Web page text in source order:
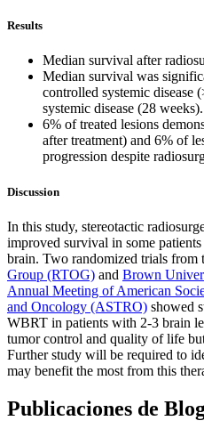
Results
Median survival after
Median survival was
controlled systemic disease
systemic disease (28 weeks).
6% of treated lesions
after treatment) and 6% of
progression despite
Discussion
In this study, stereotactic
improved survival in some
brain. Two randomized trials from
Group (RTOG) and Brown
Annual Meeting of American
and Oncology (ASTRO) showed
WBRT in patients with 2-3 brain
tumor control and quality of life
Further study will be required to
may benefit the most from this
Publicaciones de